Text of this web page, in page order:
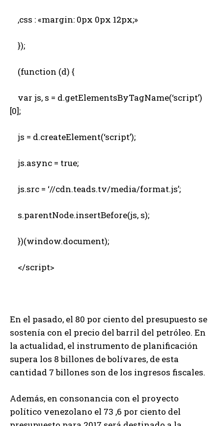
,css : «margin: 0px 0px 12px;»
});
(function (d) {
var js, s = d.getElementsByTagName(‘script’)
[0];
js = d.createElement(‘script’);
js.async = true;
js.src = ‘//cdn.teads.tv/media/format.js’;
s.parentNode.insertBefore(js, s);
})(window.document);
</script>
En el pasado, el 80 por ciento del presupuesto se
sostenía con el precio del barril del petróleo. En
la actualidad, el instrumento de planificación
supera los 8 billones de bolívares, de esta
cantidad 7 billones son de los ingresos fiscales.
Además, en consonancia con el proyecto
político venezolano el 73 ,6 por ciento del